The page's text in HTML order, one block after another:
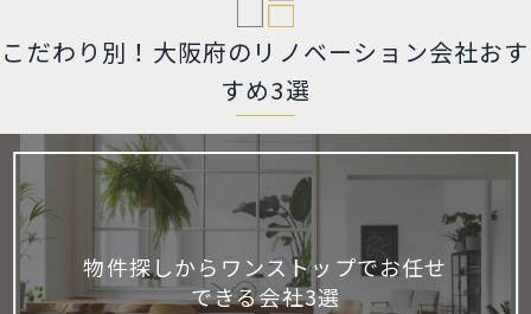
こだわり別！大阪府のリノベーション会社おす
すめ3選
物件探しからワンストップでお任せ
できる会社3選